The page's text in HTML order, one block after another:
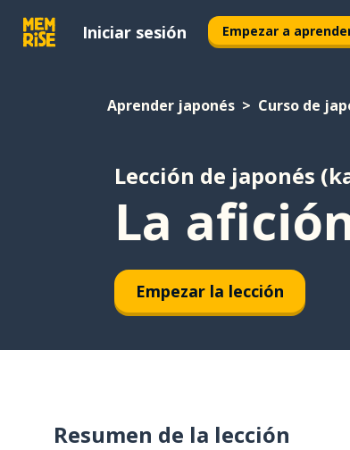
Iniciar sesión Empezar a
Aprender japonés Curso de
Lección de japonés
La
Empezar la lección
Resumen de la lección